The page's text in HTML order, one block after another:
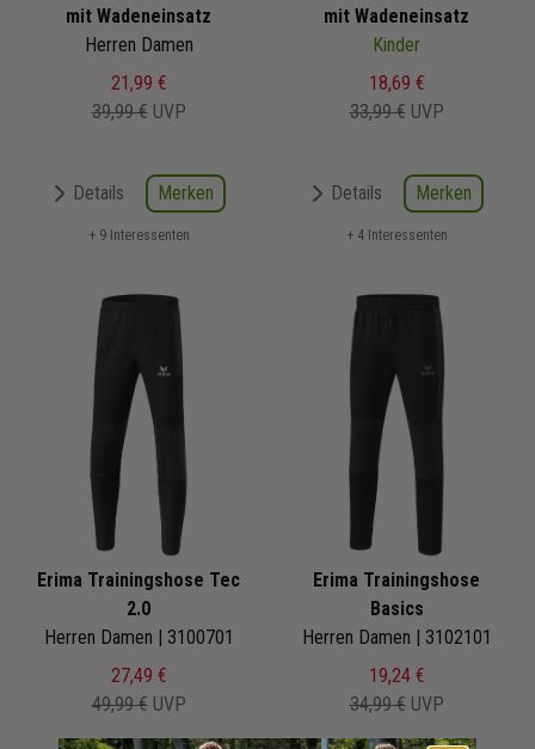
mit Wadeneinsatz
Herren Damen
21,99 €
39,99 € UVP
Details Merken
+ 9 Interessenten
mit Wadeneinsatz
Kinder
18,69 €
33,99 € UVP
Details Merken
+ 4 Interessenten
Erima Trainingshose Tec
2.0
Herren Damen | 3100701
27,49 €
49,99 € UVP
Erima Trainingshose
Basics
Herren Damen | 3102101
19,24 €
34,99 € UVP